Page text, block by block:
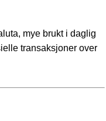
mye brukt i daglig
transaksjoner over